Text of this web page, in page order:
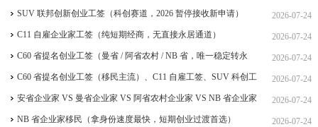
2026-07-24
SUV 联邦创新创业工签（科创赛道，2026 暂停接收新申请）
2026-07-24
C11 自雇企业家工签（纯短期经商，无直接永居通道）
2026-07-24
C60 省提名创业工签（曼省 / 阿省农村 / NB 省，唯一稳定转永
居，重点） 2026-07-24
C60 省提名创业工签（移民主流）、C11 自雇工签、SUV 科创工
签、ICT 跨国高管工签 2026-07-24
安省企业家 VS 曼省企业家 VS 阿省农村企业家 VS NB 省企业家
四合一详细对比（2026 年 7 月最新官方政策） 2026-07-24
NB 省企业家移民（拿身份速度最快，短期创业过渡首选）